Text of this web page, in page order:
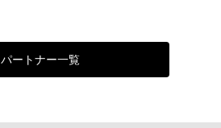
パートナー一覧